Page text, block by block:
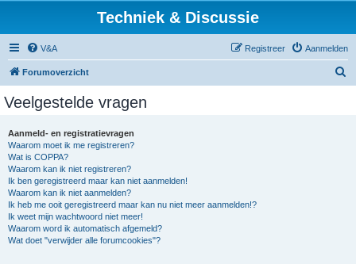
Techniek & Discussie
V&A Aanmelden
Registreer
Forumoverzicht
Veelgestelde vragen
Aanmeld- en registratievragen
Waarom moet ik me registreren?
Wat is COPPA?
Waarom kan ik niet registreren?
Ik ben geregistreerd maar kan niet aanmelden!
Waarom kan ik niet aanmelden?
Ik heb me ooit geregistreerd maar kan nu niet meer aanmelden!?
Ik weet mijn wachtwoord niet meer!
Waarom word ik automatisch afgemeld?
Wat doet "verwijder alle forumcookies"?